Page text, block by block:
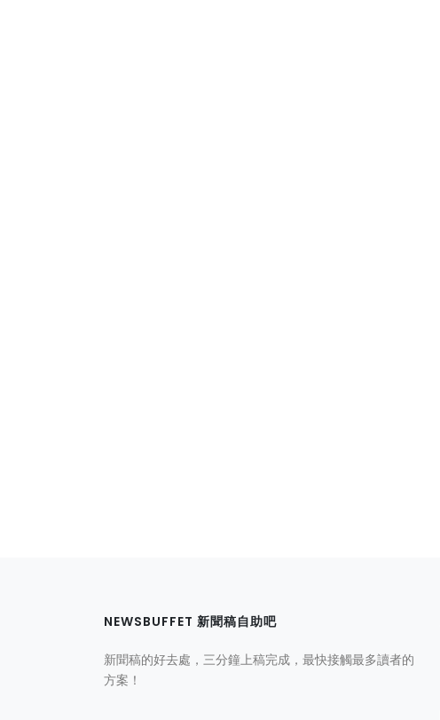
NEWSBUFFET 新聞稿自助吧
新聞稿的好去處，三分鐘上稿完成，最快接觸最多讀者的
方案！